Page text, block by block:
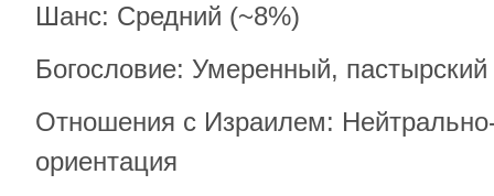
Шанс: Средний (~8%)
Богословие: Умеренный, пастырский
Отношения с Израилем:
ориентация